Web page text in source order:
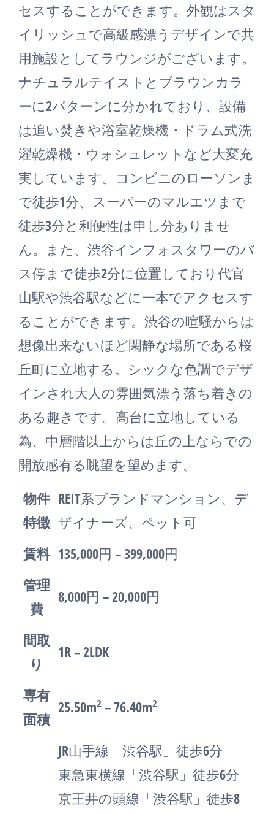
セスすることができます。外観はスタ
イリッシュで高級感漂うデザインで共
用施設としてラウンジがございます。
ナチュラルテイストとブラウンカラ
ーに2パターンに分かれており、設備
は追い焚きや浴室乾燥機・ドラム式洗
濯乾燥機・ウォシュレットなど大変充
実しています。コンビニのローソンま
で徒歩1分、スーパーのマルエツまで
徒歩3分と利便性は申し分ありませ
ん。また、渋谷インフォスタワーのバ
ス停まで徒歩2分に位置しており代官
山駅や渋谷駅などに一本でアクセスす
ることができます。渋谷の喧騒からは
想像出来ないほど閑静な場所である桜
丘町に立地する。シックな色調でデザ
インされ大人の雰囲気漂う落ち着きの
ある趣きです。高台に立地している
為、中層階以上からは丘の上ならでの
開放感有る眺望を望めます。
物件
特徴
REIT系ブランドマンション、デ
ザイナーズ、ペット可
賃料 135,000円 – 399,000円
管理
費
8,000円 – 20,000円
間取
り
1R – 2LDK
専有
面積
25.50m2 – 76.40m2
JR山手線「渋谷駅」徒歩6分
東急東横線「渋谷駅」徒歩6分
京王井の頭線「渋谷駅」徒歩8